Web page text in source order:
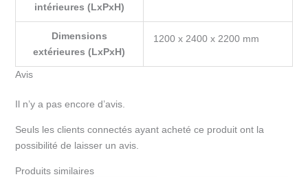
intérieures (LxPxH)
Dimensions
extérieures (LxPxH)
1200 x 2400 x 2200 mm
Avis
Il n’y a pas encore d’avis.
Seuls les clients connectés ayant acheté ce produit ont la
possibilité de laisser un avis.
Produits similaires